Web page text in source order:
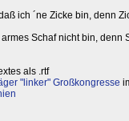
ich ´ne Zicke bin, denn
Schaf nicht bin, denn
als .rtf
"linker" Großkongresse